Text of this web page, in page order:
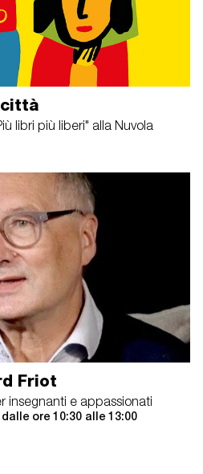
libri più liberi" alla Nuvola
Friot
insegnanti e appassionati
ore 10:30 alle 13:00